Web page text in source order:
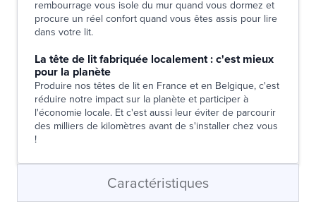
rembourrage vous isole du mur quand vous dormez et
procure un réel confort quand vous êtes assis pour lire
dans votre lit.
La tête de lit fabriquée localement : c'est mieux
pour la planète
Produire nos têtes de lit en France et en Belgique, c'est
réduire notre impact sur la planète et participer à
l'économie locale. Et c'est aussi leur éviter de parcourir
des milliers de kilomètres avant de s'installer chez vous
!
Caractéristiques